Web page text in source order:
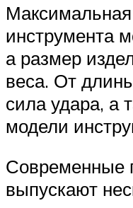
инструмента
а размер
веса. От
сила удара, а
модели
Современные
выпускают